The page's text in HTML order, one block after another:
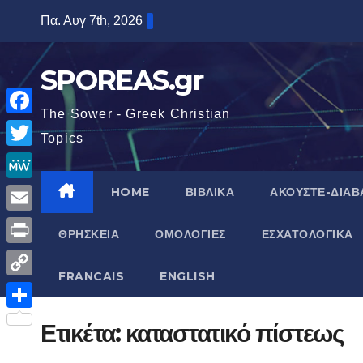
περιεχόμενο
Πα. Αυγ 7th, 2026
SPOREAS.gr
The Sower - Greek Christian
Topics
HOME ΒΙΒΛΙΚΑ ΑΚΟΥΣΤΕ-
ΘΡΗΣΚΕΙΑ ΟΜΟΛΟΓΙΕΣ ΕΣΧΑΤΟΛΟΓΙΚΑ
FRANCAIS ENGLISH
Ετικέτα: καταστατικό πίστεως
F
a
c
e
b
o
o
k
T
w
i
e
r
M
e
W
e
E
m
a
l
P
r
i
C
o
Μ